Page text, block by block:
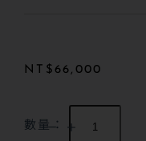
NT$ 66,000
數量：